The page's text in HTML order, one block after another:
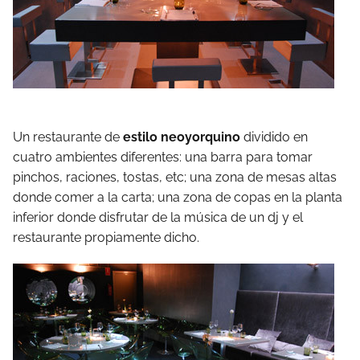
Un restaurante de estilo neoyorquino dividido en
cuatro ambientes diferentes: una barra para tomar
pinchos, raciones, tostas, etc; una zona de mesas altas
donde comer a la carta; una zona de copas en la planta
inferior donde disfrutar de la música de un dj y el
restaurante propiamente dicho.